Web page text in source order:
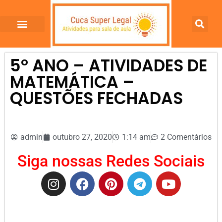
5º ANO – ATIVIDADES DE
MATEMÁTICA –
QUESTÕES FECHADAS
admin outubro 27, 2020 1:14 am 2 Comentários
Siga nossas Redes Sociais